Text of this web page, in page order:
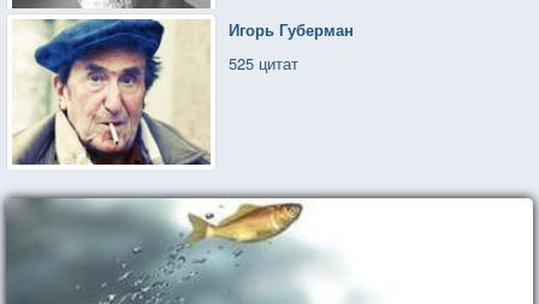
Игорь Губерман
525 цитат